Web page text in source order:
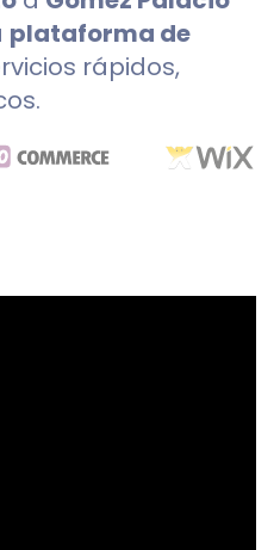
plataforma de
rápidos,